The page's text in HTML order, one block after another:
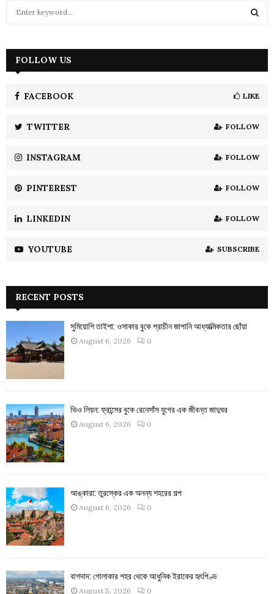
h
H
FOLLOW US
FACEBOOK LIKE
TWITTER FOLLOW
INSTAGRAM FOLLOW
PINTEREST FOLLOW
LINKEDIN FOLLOW
YOUTUBE SUBSCRIBE
RECENT POSTS
সুমিয়োশি তাইশা: ওসাকার বুকে প্রাচীন জাপানি আধ্যাত্মিকতার ছোঁয়া
August 6, 2026 0
ভিও লিয়ন: ফ্রান্সের বুকে রেনেসাঁস যুগের এক জীবন্ত জাদুঘর
August 6, 2026 0
আঙ্কারা: তুরস্কের এক অনন্য শহরের গল্প
August 6, 2026 0
বাগদাদ: গোলাকার শহর থেকে আধুনিক ইরাকের হৃৎপিণ্ড
August 5, 2026 0